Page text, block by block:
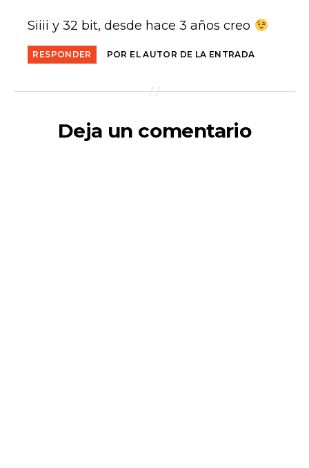
Siiii y 32 bit, desde hace 3 años creo
RESPONDER POR EL AUTOR DE LA ENTRADA
Deja un comentario